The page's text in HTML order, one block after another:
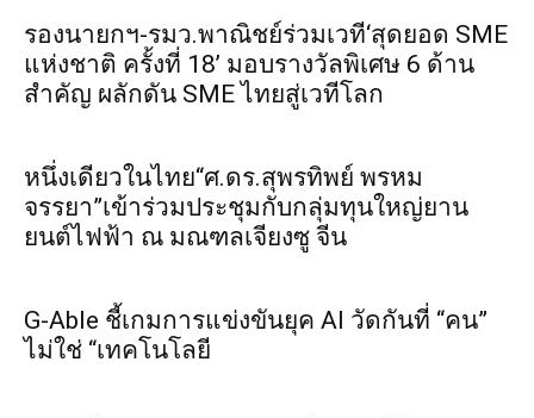
รองนายกฯ-รมว.พาณิชย์ร่วมเวที‘สุดยอด SME
แห่งชาติ ครั้งที่ 18’ มอบรางวัลพิเศษ 6 ด้าน
สำคัญ ผลักดัน SME ไทยสู่เวทีโลก
หนึ่งเดียวในไทย“ศ.ดร.สุพรทิพย์ พรหม
จรรยา”เข้าร่วมประชุมกับกลุ่มทุนใหญ่ยาน
ยนต์ไฟฟ้า ณ มณฑลเจียงซู จีน
G-Able ชี้เกมการแข่งขันยุค AI วัดกันที่ “คน”
ไม่ใช่ “เทคโนโลยี